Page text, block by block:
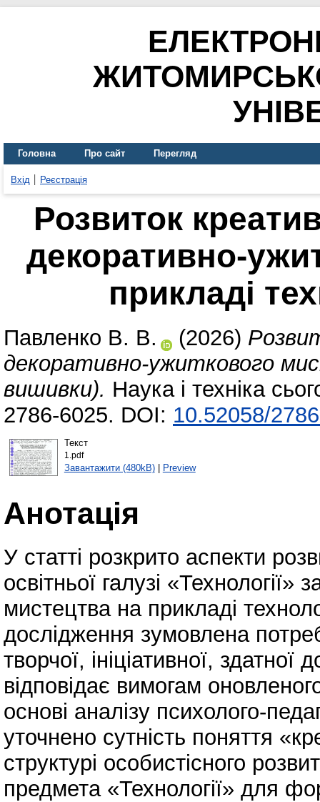
Головна Про сайт Перегляд
Вхід Реєстрація
Розвиток
декоративно-
прикладі
Павленко В. В. (2026)
декоративно-ужиткового
вишивки). Наука і техніка
2786-6025. DOI: 10.52058/
Текст
1.pdf
Завантажити (480kB)| Preview
Анотація
У статті розкрито аспекти
освітньої галузі
мистецтва на прикладі
дослідження зумовлена
творчої, ініціативної,
відповідає вимогам
основі аналізу психолого-
уточнено сутність поняття
структурі особистісного
предмета «Технології» для